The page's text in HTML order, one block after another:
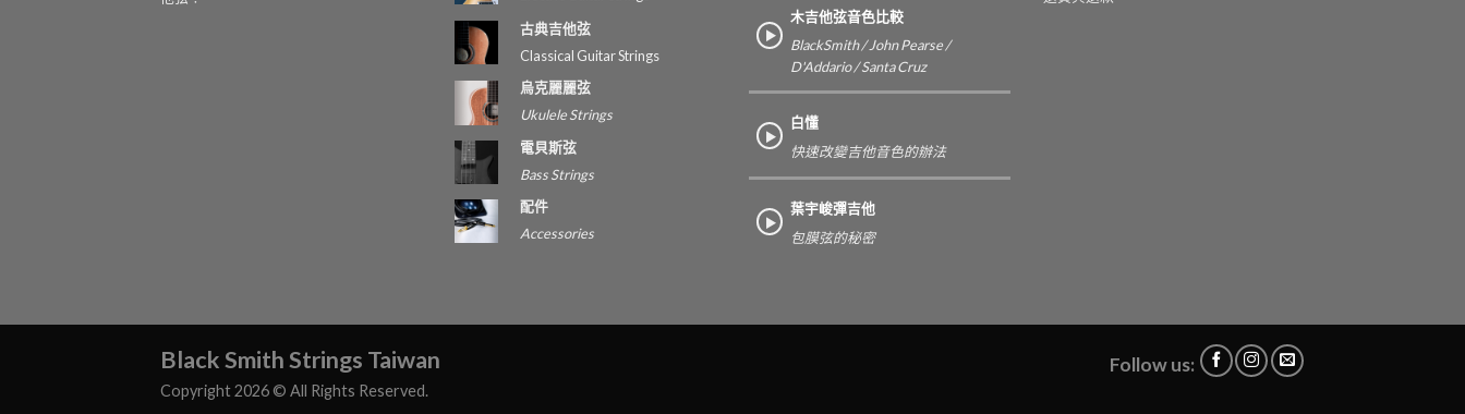
古典吉他弦
Classical Guitar Strings
烏克麗麗弦
Ukulele Strings
電貝斯弦
Bass Strings
配件
Accessories
木吉他弦音色比較
BlackSmith / John Pearse /
D'Addario / Santa Cruz
白懂
快速改變吉他音色的辦法
葉宇峻彈吉他
包膜弦的秘密
Follow us:
Black Smith Strings Taiwan
Copyright 2026 © All Rights Reserved.